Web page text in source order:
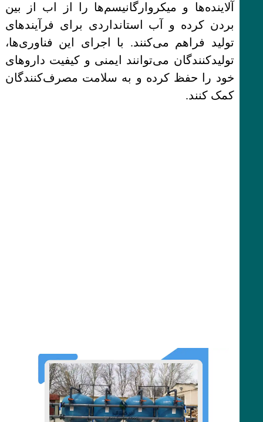
آلاینده‌ها و میکروارگانیسم‌ها را از اب از بین
بردن کرده و آب استانداردی برای فرآیندهای
تولید فراهم می‌کنند. با اجرای این فناوری‌ها،
تولیدکنندگان می‌توانند ایمنی و کیفیت داروهای
خود را حفظ کرده و به سلامت مصرف‌کنندگان
کمک کنند.